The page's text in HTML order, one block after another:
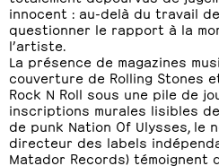
innocent : au-delà du travail
questionner le rapport à la
l’artiste.
La présence de magazines
couverture de Rolling Stones
Rock N Roll sous une pile de
inscriptions murales lisibles
de punk Nation Of Ulysses, le
directeur des labels
Matador Records) témoignent